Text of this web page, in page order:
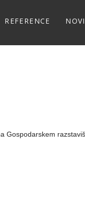
REFERENCE
Gospodarskem